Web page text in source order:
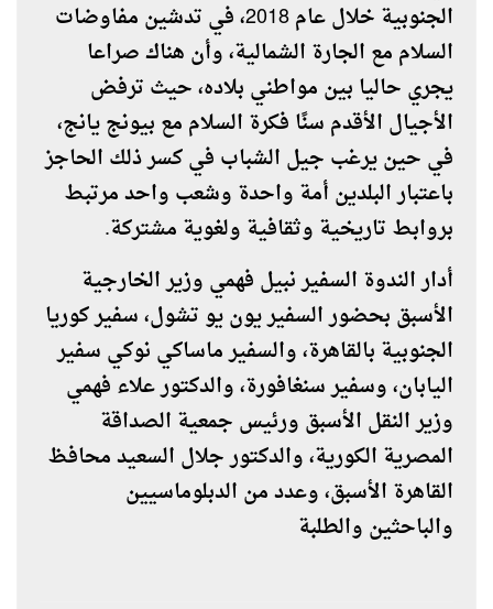
الجنوبية خلال عام 2018، في تدشين مفاوضات
السلام مع الجارة الشمالية، وأن هناك صراعا
يجري حاليا بين مواطني بلاده، حيث ترفض
الأجيال الأقدم سنًا فكرة السلام مع بيونج يانج،
في حين يرغب جيل الشباب في كسر ذلك الحاجز
باعتبار البلدين أمة واحدة وشعب واحد مرتبط
بروابط تاريخية وثقافية ولغوية مشتركة.
أدار الندوة السفير نبيل فهمي وزير الخارجية
الأسبق بحضور السفير يون يو تشول، سفير كوريا
الجنوبية بالقاهرة، والسفير ماساكي نوكي سفير
اليابان، وسفير سنغافورة، والدكتور علاء فهمي
وزير النقل الأسبق ورئيس جمعية الصداقة
المصرية الكورية، والدكتور جلال السعيد محافظ
القاهرة الأسبق، وعدد من الدبلوماسيين
والباحثين والطلبة